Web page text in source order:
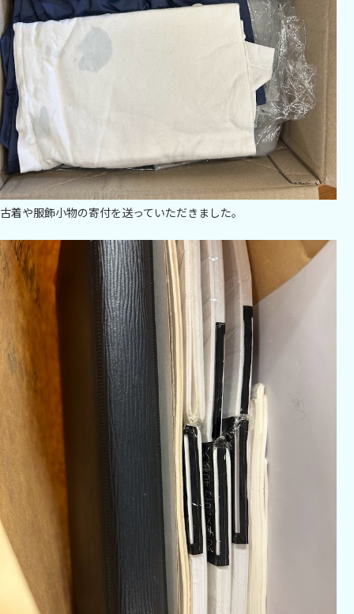
古着や服飾小物の寄付を送っていただきました。